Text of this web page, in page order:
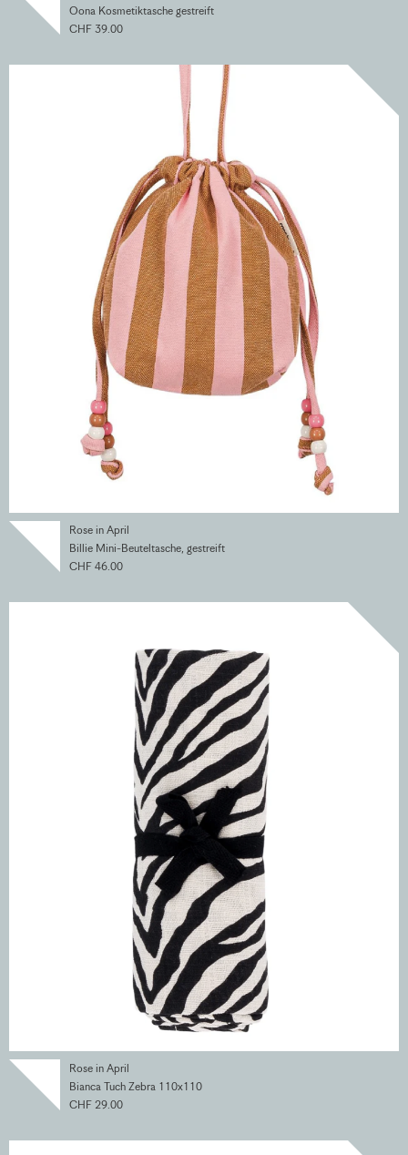
Oona Kosmetiktasche gestreift
CHF 39.00
Rose in April
Billie Mini-Beuteltasche, gestreift
CHF 46.00
Rose in April
Bianca Tuch Zebra 110x110
CHF 29.00